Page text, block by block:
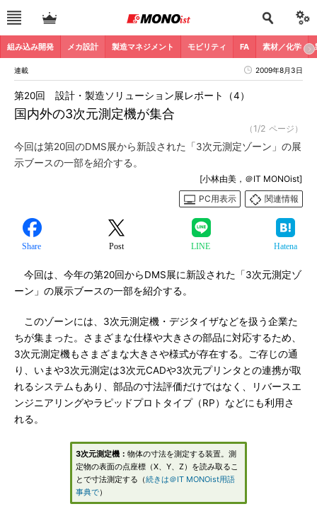
組み込み開発 メカ設計 製造マネジメント モビリティ FA 素材／化学
連載 2009年8月3日
国内外の3次元測定機が集合
第20回 設計・製造ソリューション展レポート（4）
（1/2 ページ）
今回は第20回のDMS展から新設された「3次元測定ゾーン」の展
示ブースの一部を紹介する。
[小林由美，＠IT MONOist]
PC用表示
関連情報
Share Post LINE Hatena
今回は、今年の第20回からDMS展に新設された「3次元測定ゾ
ーン」の展示ブースの一部を紹介する。
このゾーンには、3次元測定機・デジタイザなどを扱う企業た
ちが集まった。さまざまな仕様や大きさの部品に対応するため、
3次元測定機もさまざまな大きさや様式が存在する。ご存じの通
り、いまや3次元測定は3次元CADや3次元プリンタとの連携が取
れるシステムもあり、部品の寸法評価だけではなく、リバースエ
ンジニアリングやラピッドプロトタイプ（RP）などにも利用さ
れる。
3次元測定機： 物体の寸法を測定する装置。測
定物の表面の点座標（X、Y、Z）を読み取るこ
とで寸法測定する（続きは＠IT MONOist用語
事典で）